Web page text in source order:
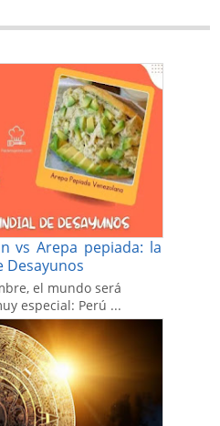
vs Arepa pepiada: la
Desayunos
el mundo será
especial: Perú ...